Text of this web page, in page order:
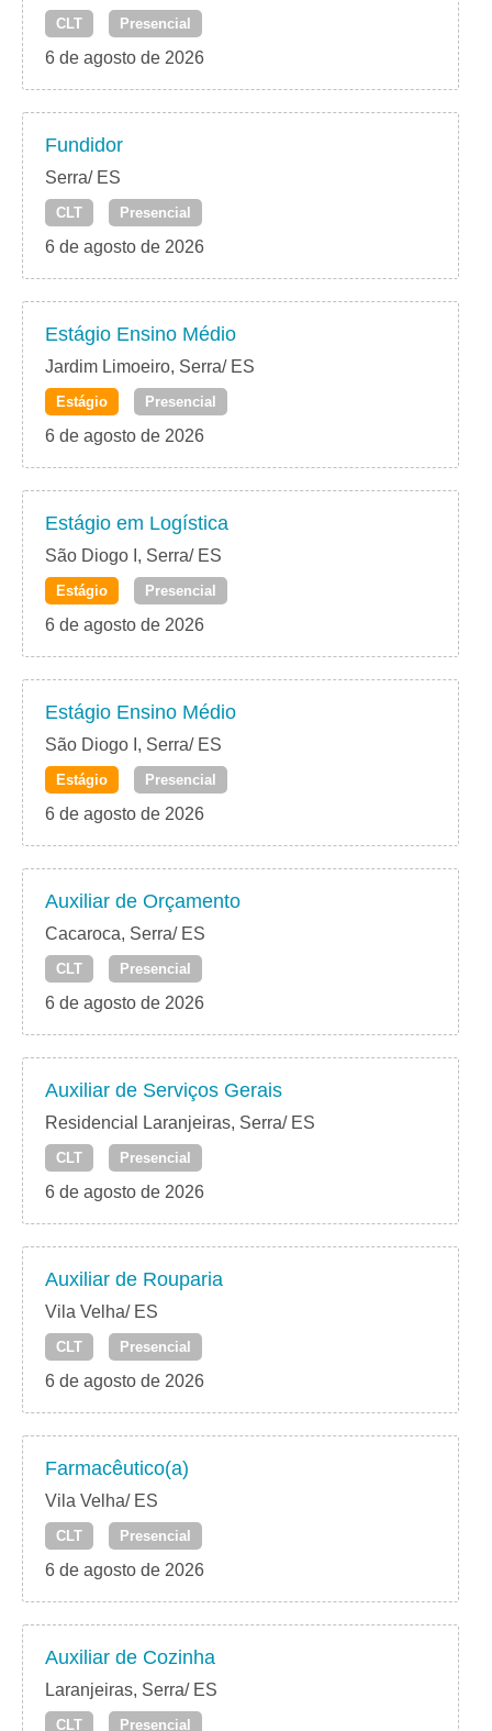
CLT Presencial
6 de agosto de 2026
Fundidor
Serra/ ES
CLT Presencial
6 de agosto de 2026
Estágio Ensino Médio
Jardim Limoeiro, Serra/ ES
Estágio Presencial
6 de agosto de 2026
Estágio em Logística
São Diogo I, Serra/ ES
Estágio Presencial
6 de agosto de 2026
Estágio Ensino Médio
São Diogo I, Serra/ ES
Estágio Presencial
6 de agosto de 2026
Auxiliar de Orçamento
Cacaroca, Serra/ ES
CLT Presencial
6 de agosto de 2026
Auxiliar de Serviços Gerais
Residencial Laranjeiras, Serra/ ES
CLT Presencial
6 de agosto de 2026
Auxiliar de Rouparia
Vila Velha/ ES
CLT Presencial
6 de agosto de 2026
Farmacêutico(a)
Vila Velha/ ES
CLT Presencial
6 de agosto de 2026
Auxiliar de Cozinha
Laranjeiras, Serra/ ES
CLT Presencial